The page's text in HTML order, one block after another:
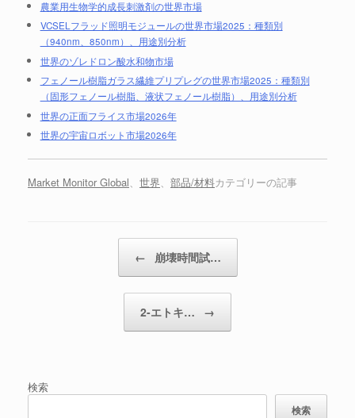
農業用生物学的成長刺激剤の世界市場
VCSELフラッド照明モジュールの世界市場2025：種類別
（940nm、850nm）、用途別分析
世界のゾレドロン酸水和物市場
フェノール樹脂ガラス繊維プリプレグの世界市場2025：種類別
（固形フェノール樹脂、液状フェノール樹脂）、用途別分析
世界の正面フライス市場2026年
世界の宇宙ロボット市場2026年
Market Monitor Global、 世界、 部品/材料カテゴリーの記事
← 崩壊時間試…
2-エトキ… →
検索
検索